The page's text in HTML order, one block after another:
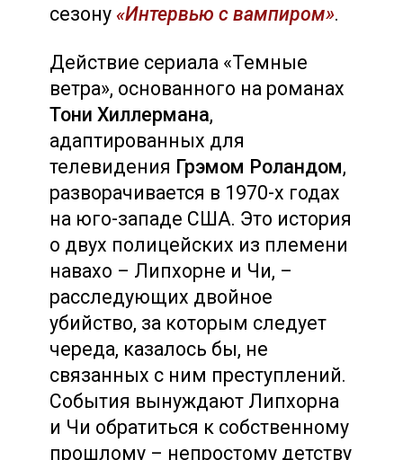
сезону «Интервью с вампиром».
Действие сериала «Темные
ветра», основанного на романах
Тони Хиллермана,
адаптированных для
телевидения Грэмом Роландом,
разворачивается в 1970-х годах
на юго-западе США. Это история
о двух полицейских из племени
навахо – Липхорне и Чи, –
расследующих двойное
убийство, за которым следует
череда, казалось бы, не
связанных с ним преступлений.
События вынуждают Липхорна
и Чи обратиться к собственному
прошлому – непростому детству